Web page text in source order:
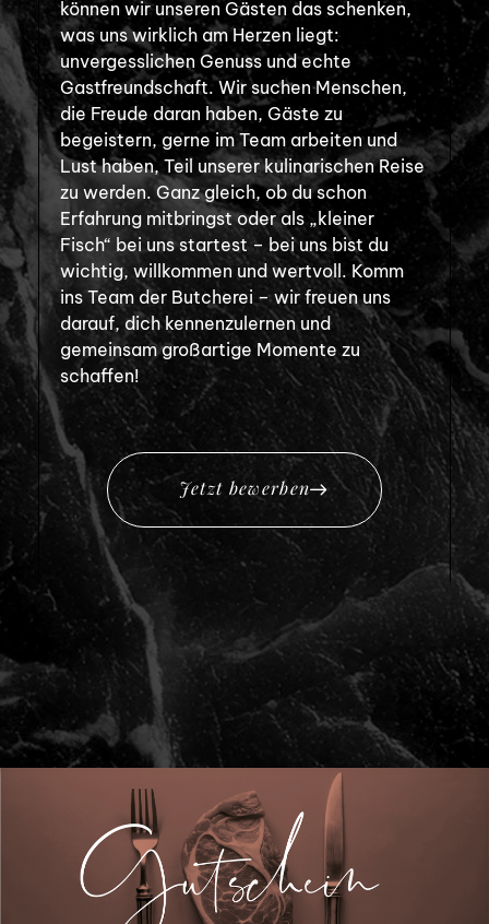
können wir unseren Gästen das schenken,
was uns wirklich am Herzen liegt:
unvergesslichen Genuss und echte
Gastfreundschaft. Wir suchen Menschen,
die Freude daran haben, Gäste zu
begeistern, gerne im Team arbeiten und
Lust haben, Teil unserer kulinarischen Reise
zu werden. Ganz gleich, ob du schon
Erfahrung mitbringst oder als „kleiner
Fisch“ bei uns startest – bei uns bist du
wichtig, willkommen und wertvoll. Komm
ins Team der Butcherei – wir freuen uns
darauf, dich kennenzulernen und
gemeinsam großartige Momente zu
schaffen!
Jetzt bewerben